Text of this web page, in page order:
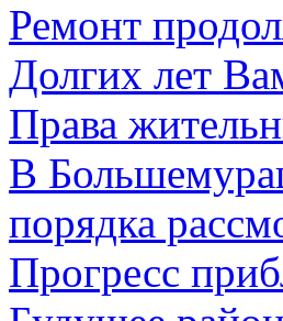
Ремонт
Долгих лет
Права
В
порядка
Прогресс